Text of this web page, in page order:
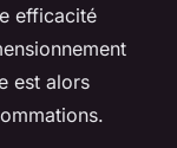
efficacité
est alors